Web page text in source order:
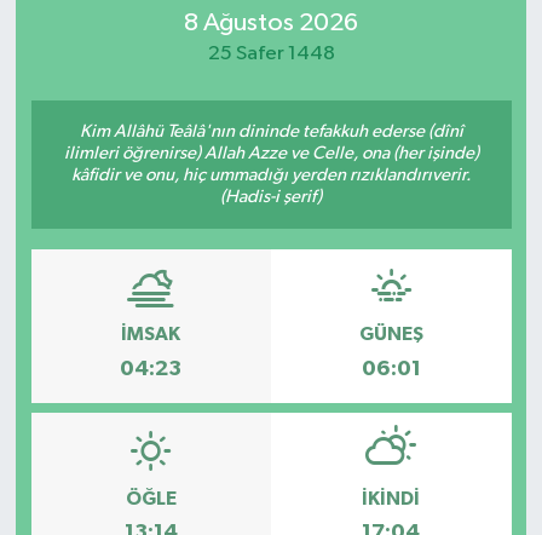
8 Ağustos 2026
25 Safer 1448
Kim Allâhü Teâlâ'nın dininde tefakkuh ederse (dînî
ilimleri öğrenirse) Allah Azze ve Celle, ona (her işinde)
kâfidir ve onu, hiç ummadığı yerden rızıklandırıverir.
(Hadis-i şerif)
İMSAK
04:23
GÜNEŞ
06:01
ÖĞLE İKINDI
Teknoloji
TRABZON
TRABZONSPOR